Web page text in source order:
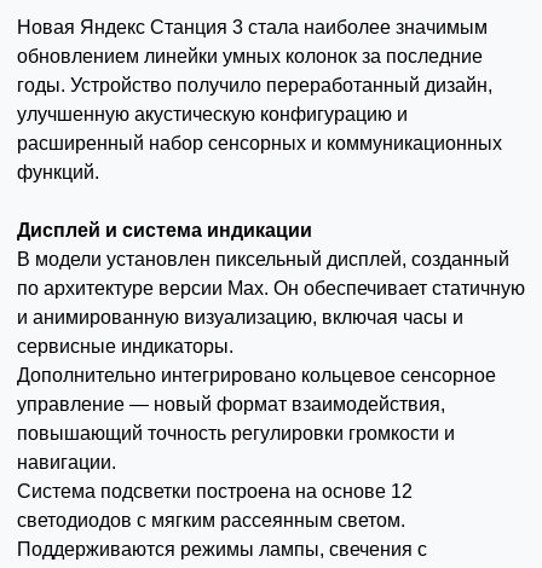
Новая Яндекс Станция 3 стала наиболее значимым
обновлением линейки умных колонок за последние
годы. Устройство получило переработанный дизайн,
улучшенную акустическую конфигурацию и
расширенный набор сенсорных и коммуникационных
функций.
Дисплей и система индикации
В модели установлен пиксельный дисплей, созданный
по архитектуре версии Max. Он обеспечивает статичную
и анимированную визуализацию, включая часы и
сервисные индикаторы.
Дополнительно интегрировано кольцевое сенсорное
управление — новый формат взаимодействия,
повышающий точность регулировки громкости и
навигации.
Система подсветки построена на основе 12
светодиодов с мягким рассеянным светом.
Поддерживаются режимы лампы, свечения с